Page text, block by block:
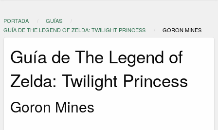
PORTADA
GUÍAS
GUÍA DE THE LEGEND OF ZELDA: TWILIGHT PRINCESS
GORON MINES
Guía de The Legend of
Zelda: Twilight Princess
Goron Mines